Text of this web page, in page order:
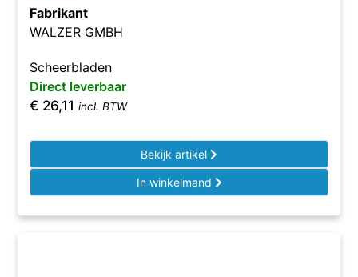
Fabrikant
WALZER GMBH
Scheerbladen
Direct leverbaar
€ 26,11 incl. BTW
Bekijk artikel
In winkelmand